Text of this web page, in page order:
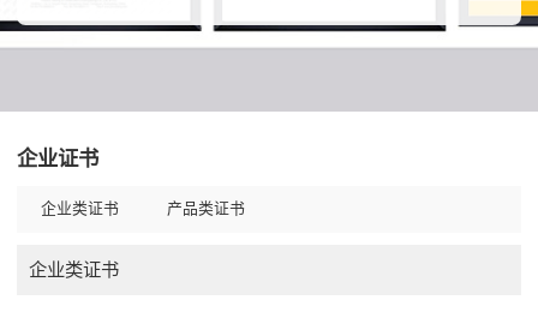
企业证书
企业类证书 产品类证书
企业类证书